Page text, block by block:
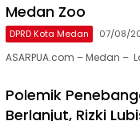
Medan Zoo
DPRD Kota Medan 07/08/
ASARPUA.com – Medan –
Polemik
Berlanjut, Rizki